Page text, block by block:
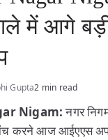
में आगे
Gupta2 min read
Nigam:नगर निगम
करने आज आईएएस